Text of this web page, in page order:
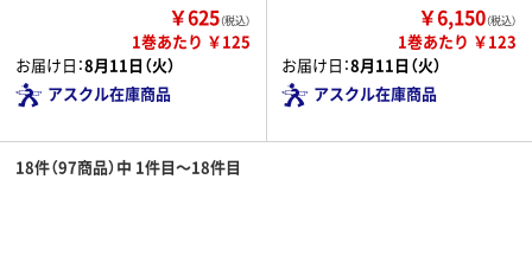
￥625（税込）
1巻あたり ￥125
お届け日：8月11日（火）
アスクル在庫商品
￥6,150（税込）
1巻あたり ￥123
お届け日：8月11日（火）
アスクル在庫商品
18件（97商品）中 1件目～18件目